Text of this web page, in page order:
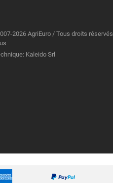
2026 AgriEuro / Tous droits réservés
Kaleido Srl